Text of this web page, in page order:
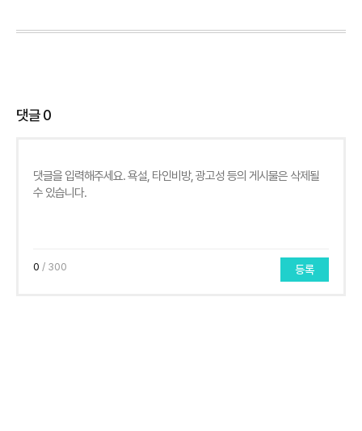
댓글0
0 / 300 등록